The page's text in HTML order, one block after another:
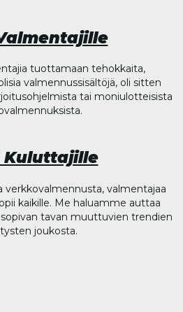
tuottamaan tehokkaita,
valmennussisältöjä, oli sitten
tai moniulotteisista
Kuluttajille
verkkovalmennusta, valmentajaa
kaikille. Me haluamme auttaa
tavan muuttuvien trendien
joukosta.